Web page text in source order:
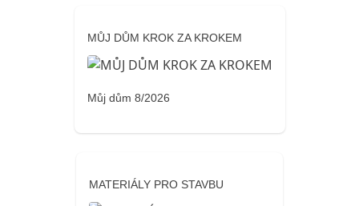
MŮJ DŮM KROK ZA KROKEM
Můj dům 8/2026
MATERIÁLY PRO STAVBU